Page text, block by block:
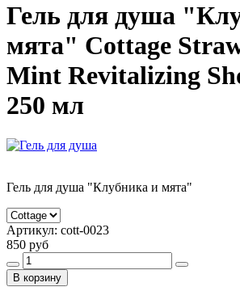
Гель для душа
мята" Cottage
Mint Revitalizing
250 мл
Гель для душа "Клубника и мята"
Артикул: cott-0023
850 руб
В корзину